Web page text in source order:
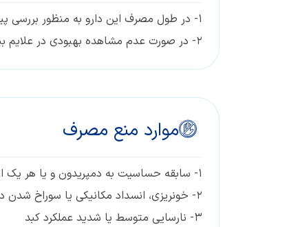
۱- در طول مصرف این دارو به منظور بررسی پیشرفت درمان و تغییر احتمالی در مقدار مصرف دارو، به طور منظم به پزشک خود مراجعه نمایید.
۲- در صورت عدم مشاهده بهبودی در علایم بیماری طی چند روز از مصرف دارو و یا بدتر شدن آن، با پزشک خود مشورت نمایید.
موارد منع مصرف
۱- سابقه حساسيت به دمپریدون و یا هر يك از اجزاء تشكيل دهنده اين دارو
۲- خونریزی، انسداد مکانیکی یا سوراخ شدن دستگاه گوارشی
۳- نارسایی متوسط یا شدید عملکرد کبد